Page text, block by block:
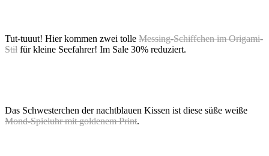
Tut-tuuut! Hier kommen zwei tolle Messing-Schiffchen im Origami-
Stil für kleine Seefahrer! Im Sale 30% reduziert.
Das Schwesterchen der nachtblauen Kissen ist diese süße weiße
Mond-Spieluhr mit goldenem Print.